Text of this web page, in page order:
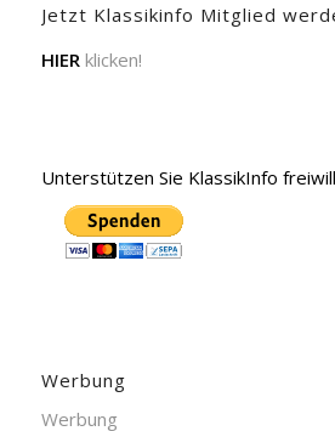
Jetzt Klassikinfo Mitglied
HIER klicken!
Unterstützen Sie KlassikInfo
Werbung
Werbung